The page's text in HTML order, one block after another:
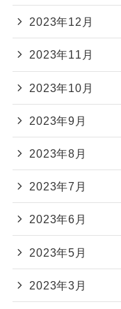
2023年12月
2023年11月
2023年10月
2023年9月
2023年8月
2023年7月
2023年6月
2023年5月
2023年3月